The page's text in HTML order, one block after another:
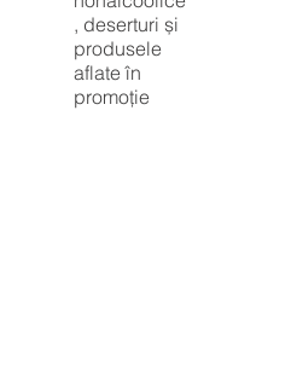
, deserturi și
produsele
aflate în
promoție